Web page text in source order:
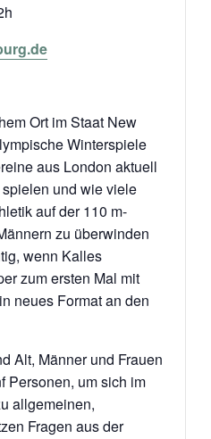
Ort im Staat New
Winterspiele
aus London aktuell
und wie viele
auf der 110 m-
zu überwinden
wenn Kalles
zum ersten Mal mit
neues Format an den
Alt, Männer und Frauen
Personen, um sich im
allgemeinen,
Fragen aus der